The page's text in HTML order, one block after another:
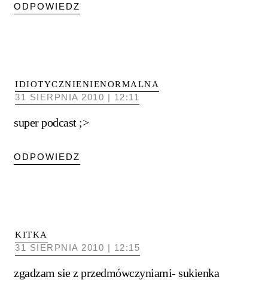
ODPOWIEDZ
IDIOTYCZNIENIENORMALNA
31 SIERPNIA 2010 | 12:11
super podcast ;>
ODPOWIEDZ
KITKA
31 SIERPNIA 2010 | 12:15
zgadzam sie z przedmówczyniami- sukienka